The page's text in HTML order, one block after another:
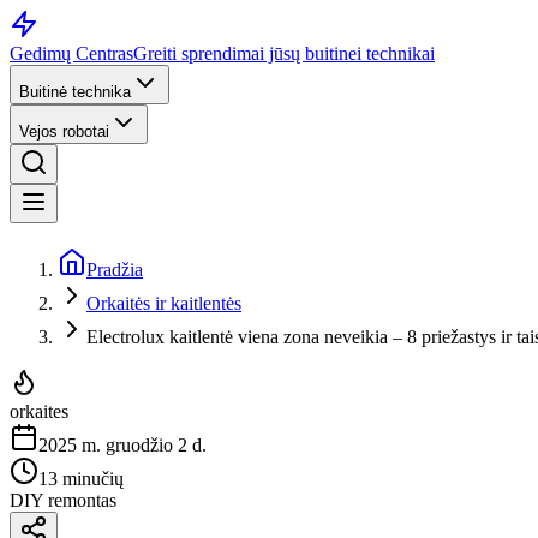
Gedimų CentrasGreiti sprendimai jūsų buitinei technikai
Buitinė technika
Vejos robotai
Pradžia
Orkaitės ir kaitlentės
Electrolux kaitlentė viena zona neveikia – 8 priežastys ir
orkaites
2025 m. gruodžio 2 d.
13 minučių
DIY remontas